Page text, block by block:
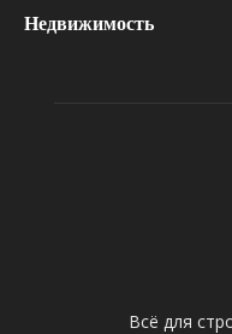
Недвижимость
Всё для